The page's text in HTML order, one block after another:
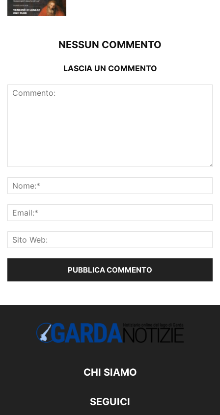
NESSUN COMMENTO
LASCIA UN COMMENTO
CHI SIAMO
SEGUICI